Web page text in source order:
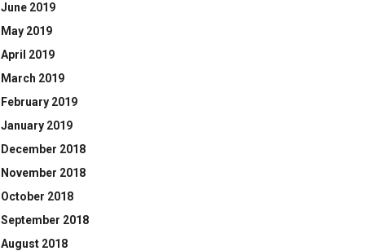
June 2019
May 2019
April 2019
March 2019
February 2019
January 2019
December 2018
November 2018
October 2018
September 2018
August 2018